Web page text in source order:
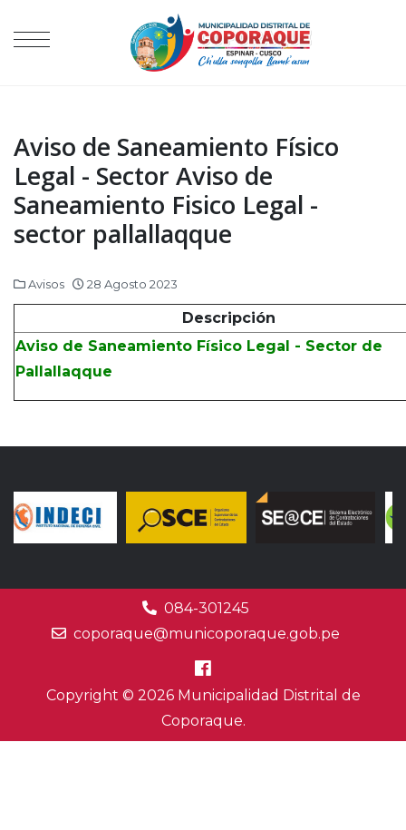
Aviso de Saneamiento Físico
Legal - Sector Aviso de
Saneamiento Fisico Legal -
sector pallallaqque
Avisos 28 Agosto 2023
Descripción
Aviso de Saneamiento Físico Legal - Sector de
Pallallaqque
084-301245
coporaque@municoporaque.gob.pe
Copyright © 2026 Municipalidad Distrital de
Coporaque.